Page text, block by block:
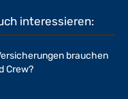
interessieren:
brauchen
Crew?